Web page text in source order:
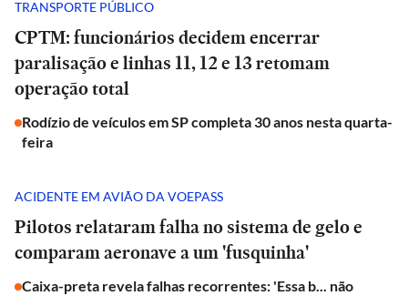
TRANSPORTE PÚBLICO
CPTM: funcionários decidem encerrar
paralisação e linhas 11, 12 e 13 retomam
operação total
Rodízio de veículos em SP completa 30 anos nesta quarta-
feira
ACIDENTE EM AVIÃO DA VOEPASS
Pilotos relataram falha no sistema de gelo e
comparam aeronave a um 'fusquinha'
Caixa-preta revela falhas recorrentes: 'Essa b... não